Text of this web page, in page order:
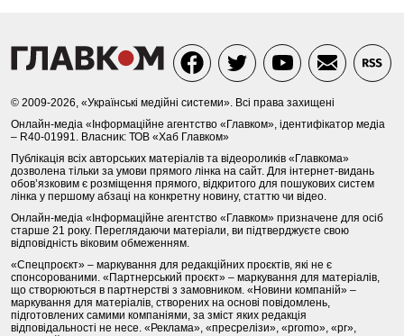
© 2009-2026, «Українські медійні системи». Всі права захищені
Онлайн-медіа «Інформаційне агентство «Главком», ідентифікатор медіа
– R40-01991. Власник: ТОВ «Хаб Главком»
Публікація всіх авторських матеріалів та відеороликів «Главкома»
дозволена тільки за умови прямого лінка на сайт. Для інтернет-видань
обов’язковим є розміщення прямого, відкритого для пошукових систем
лінка у першому абзаці на конкретну новину, статтю чи відео.
Онлайн-медіа «Інформаційне агентство «Главком» призначене для осіб
старше 21 року. Переглядаючи матеріали, ви підтверджуєте свою
відповідність віковим обмеженням.
«Спецпроєкт» – маркування для редакційних проєктів, які не є
спонсорованими. «Партнерський проєкт» – маркування для матеріалів,
що створюються в партнерстві з замовником. «Новини компаній» –
маркування для матеріалів, створених на основі повідомлень,
підготовлених самими компаніями, за зміст яких редакція
відповідальності не несе. «Реклама», «пресрелізи», «promo», «pr»,